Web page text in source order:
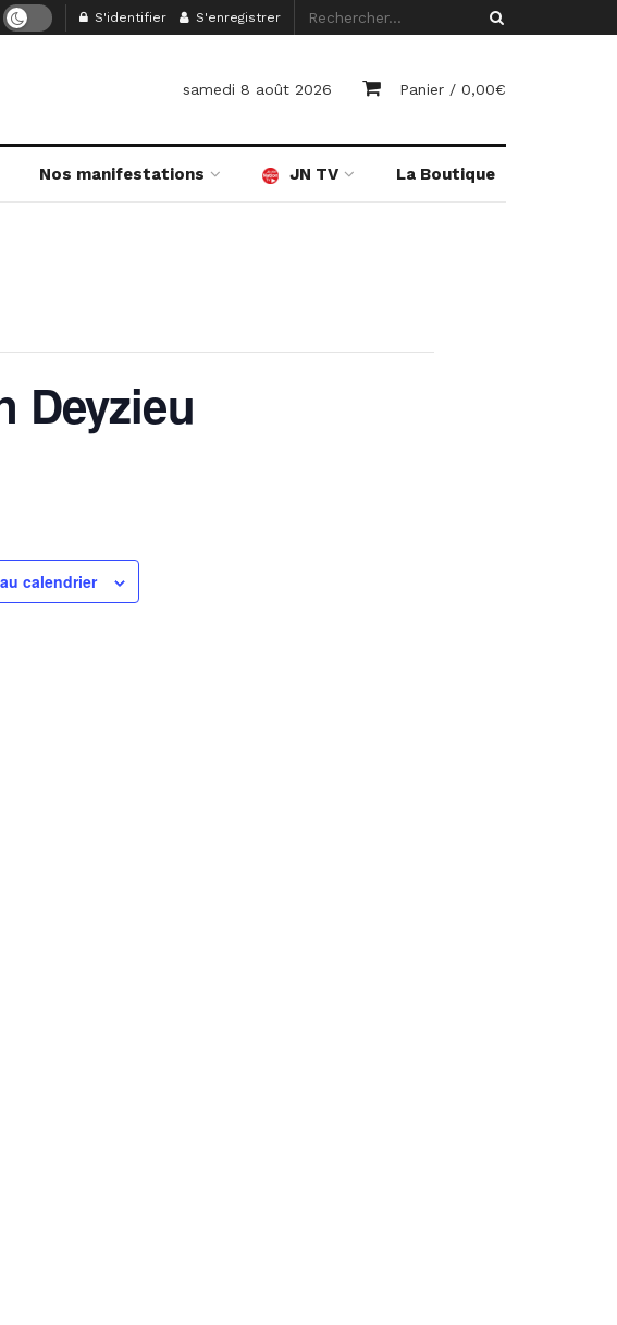
S'identifier S'enregistrer
samedi 8 août 2026 Panier / 0,00€
Nos manifestations JN TV La Boutique
Deyzieu
calendrier